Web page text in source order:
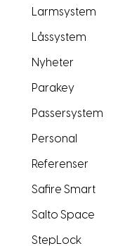
Larmsystem
Låssystem
Nyheter
Parakey
Passersystem
Personal
Referenser
Safire Smart
Salto Space
StepLock